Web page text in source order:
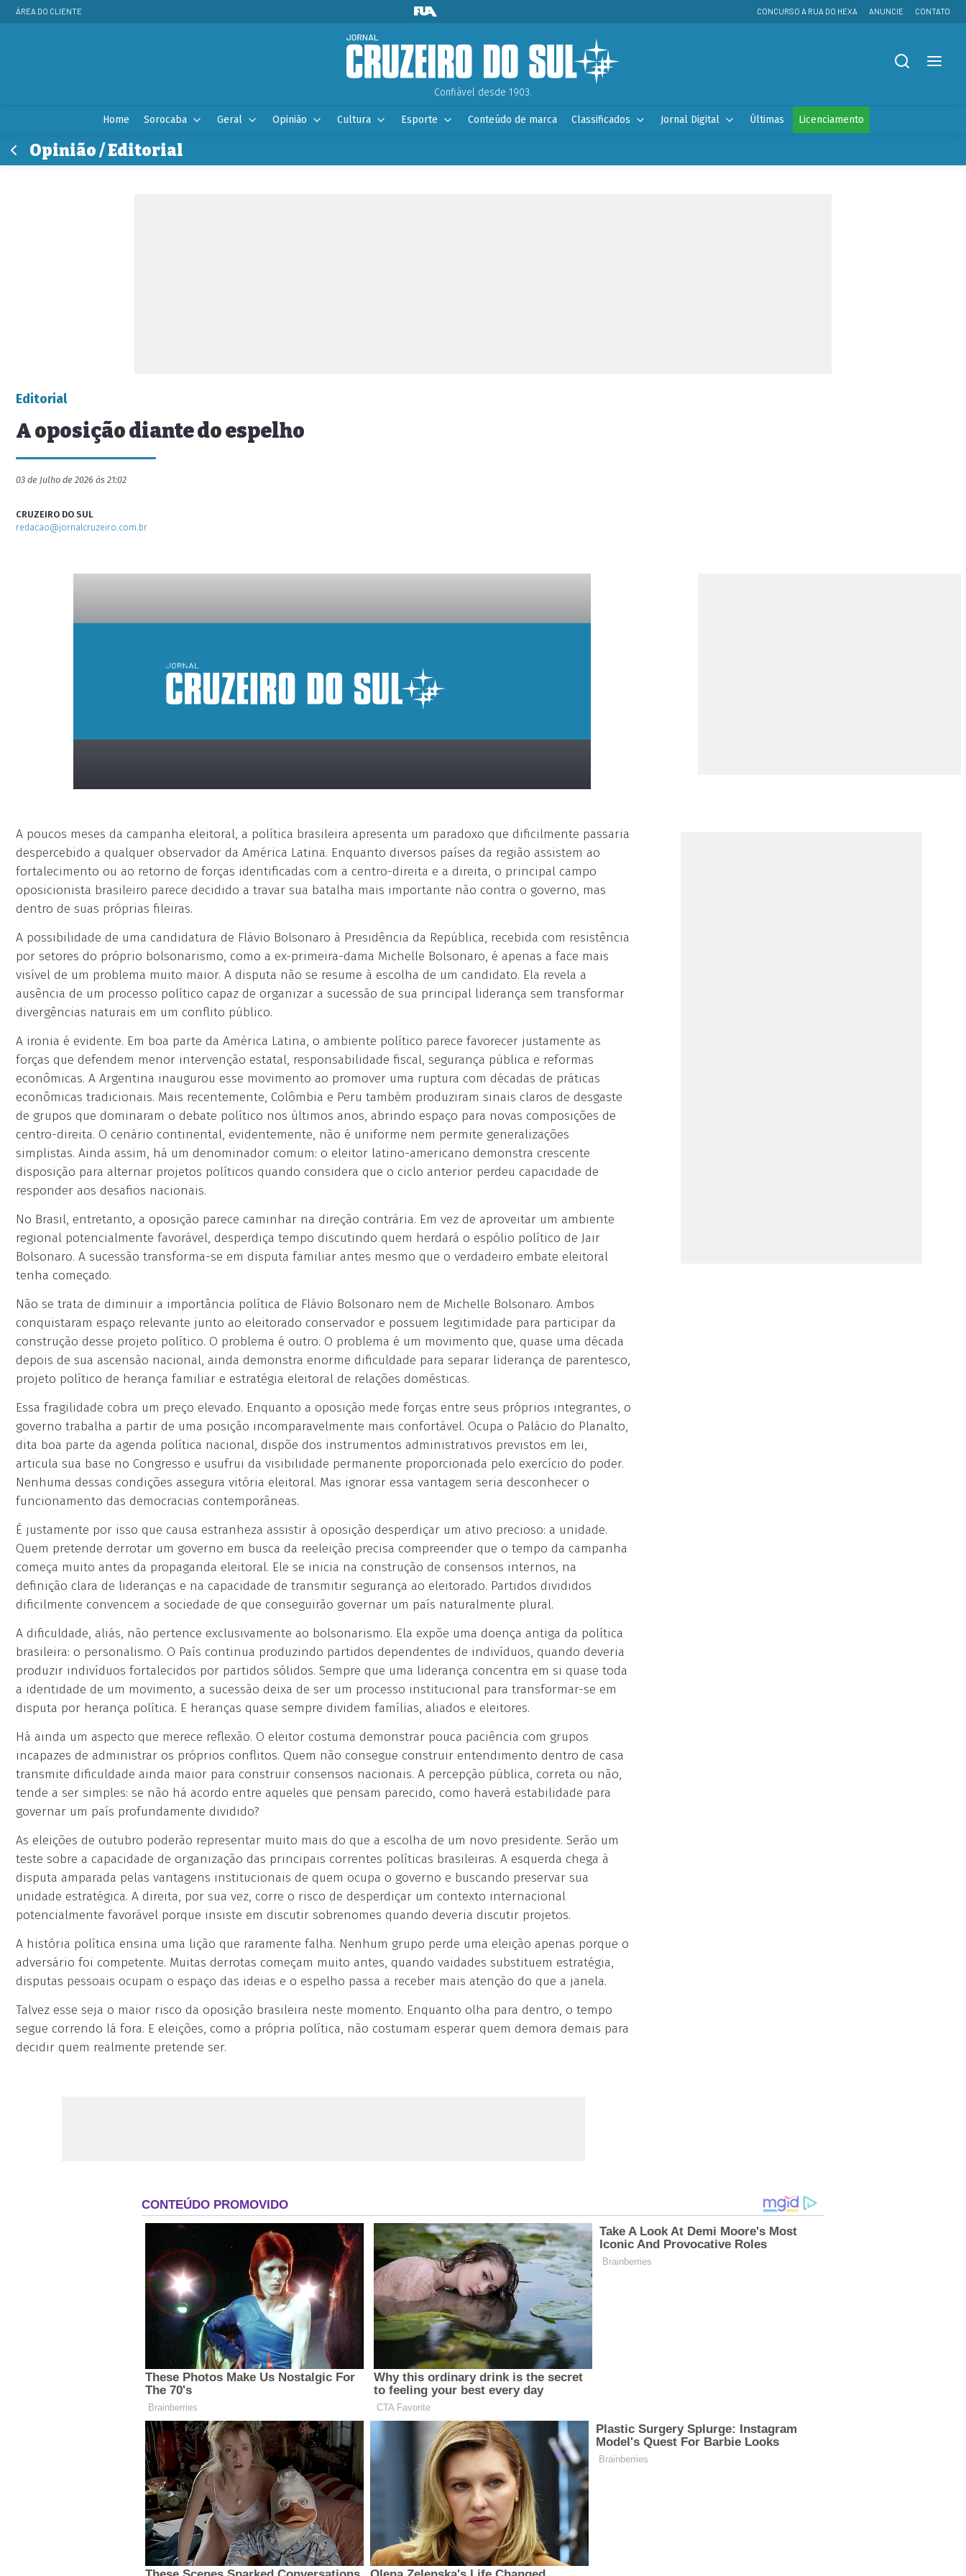
ÁREA DO CLIENTE CONCURSO A RUA DO HEXA ANUNCIE CONTATO
Confiável desde 1903.
Home Sorocaba Geral Opinião Cultura Esporte Conteúdo de marca Classificados Jornal Digital Últimas Licenciamento
Opinião / Editorial
Editorial
A oposição diante do espelho
03 de Julho de 2026 às 21:02
CRUZEIRO DO SUL
redacao@jornalcruzeiro.com.br
placeholder
A poucos meses da campanha eleitoral, a política brasileira apresenta um paradoxo que dificilmente passaria
despercebido a qualquer observador da América Latina. Enquanto diversos países da região assistem ao
fortalecimento ou ao retorno de forças identificadas com a centro-direita e a direita, o principal campo
oposicionista brasileiro parece decidido a travar sua batalha mais importante não contra o governo, mas
dentro de suas próprias fileiras.
A possibilidade de uma candidatura de Flávio Bolsonaro à Presidência da República, recebida com resistência
por setores do próprio bolsonarismo, como a ex-primeira-dama Michelle Bolsonaro, é apenas a face mais
visível de um problema muito maior. A disputa não se resume à escolha de um candidato. Ela revela a
ausência de um processo político capaz de organizar a sucessão de sua principal liderança sem transformar
divergências naturais em um conflito público.
A ironia é evidente. Em boa parte da América Latina, o ambiente político parece favorecer justamente as
forças que defendem menor intervenção estatal, responsabilidade fiscal, segurança pública e reformas
econômicas. A Argentina inaugurou esse movimento ao promover uma ruptura com décadas de práticas
econômicas tradicionais. Mais recentemente, Colômbia e Peru também produziram sinais claros de desgaste
de grupos que dominaram o debate político nos últimos anos, abrindo espaço para novas composições de
centro-direita. O cenário continental, evidentemente, não é uniforme nem permite generalizações
simplistas. Ainda assim, há um denominador comum: o eleitor latino-americano demonstra crescente
disposição para alternar projetos políticos quando considera que o ciclo anterior perdeu capacidade de
responder aos desafios nacionais.
No Brasil, entretanto, a oposição parece caminhar na direção contrária. Em vez de aproveitar um ambiente
regional potencialmente favorável, desperdiça tempo discutindo quem herdará o espólio político de Jair
Bolsonaro. A sucessão transforma-se em disputa familiar antes mesmo que o verdadeiro embate eleitoral
tenha começado.
Não se trata de diminuir a importância política de Flávio Bolsonaro nem de Michelle Bolsonaro. Ambos
conquistaram espaço relevante junto ao eleitorado conservador e possuem legitimidade para participar da
construção desse projeto político. O problema é outro. O problema é um movimento que, quase uma década
depois de sua ascensão nacional, ainda demonstra enorme dificuldade para separar liderança de parentesco,
projeto político de herança familiar e estratégia eleitoral de relações domésticas.
Essa fragilidade cobra um preço elevado. Enquanto a oposição mede forças entre seus próprios integrantes, o
governo trabalha a partir de uma posição incomparavelmente mais confortável. Ocupa o Palácio do Planalto,
dita boa parte da agenda política nacional, dispõe dos instrumentos administrativos previstos em lei,
articula sua base no Congresso e usufrui da visibilidade permanente proporcionada pelo exercício do poder.
Nenhuma dessas condições assegura vitória eleitoral. Mas ignorar essa vantagem seria desconhecer o
funcionamento das democracias contemporâneas.
É justamente por isso que causa estranheza assistir à oposição desperdiçar um ativo precioso: a unidade.
Quem pretende derrotar um governo em busca da reeleição precisa compreender que o tempo da campanha
começa muito antes da propaganda eleitoral. Ele se inicia na construção de consensos internos, na
definição clara de lideranças e na capacidade de transmitir segurança ao eleitorado. Partidos divididos
dificilmente convencem a sociedade de que conseguirão governar um país naturalmente plural.
A dificuldade, aliás, não pertence exclusivamente ao bolsonarismo. Ela expõe uma doença antiga da política
brasileira: o personalismo. O País continua produzindo partidos dependentes de indivíduos, quando deveria
produzir indivíduos fortalecidos por partidos sólidos. Sempre que uma liderança concentra em si quase toda
a identidade de um movimento, a sucessão deixa de ser um processo institucional para transformar-se em
disputa por herança política. E heranças quase sempre dividem famílias, aliados e eleitores.
Há ainda um aspecto que merece reflexão. O eleitor costuma demonstrar pouca paciência com grupos
incapazes de administrar os próprios conflitos. Quem não consegue construir entendimento dentro de casa
transmite dificuldade ainda maior para construir consensos nacionais. A percepção pública, correta ou não,
tende a ser simples: se não há acordo entre aqueles que pensam parecido, como haverá estabilidade para
governar um país profundamente dividido?
As eleições de outubro poderão representar muito mais do que a escolha de um novo presidente. Serão um
teste sobre a capacidade de organização das principais correntes políticas brasileiras. A esquerda chega à
disputa amparada pelas vantagens institucionais de quem ocupa o governo e buscando preservar sua
unidade estratégica. A direita, por sua vez, corre o risco de desperdiçar um contexto internacional
potencialmente favorável porque insiste em discutir sobrenomes quando deveria discutir projetos.
A história política ensina uma lição que raramente falha. Nenhum grupo perde uma eleição apenas porque o
adversário foi competente. Muitas derrotas começam muito antes, quando vaidades substituem estratégia,
disputas pessoais ocupam o espaço das ideias e o espelho passa a receber mais atenção do que a janela.
Talvez esse seja o maior risco da oposição brasileira neste momento. Enquanto olha para dentro, o tempo
segue correndo lá fora. E eleições, como a própria política, não costumam esperar quem demora demais para
decidir quem realmente pretende ser.